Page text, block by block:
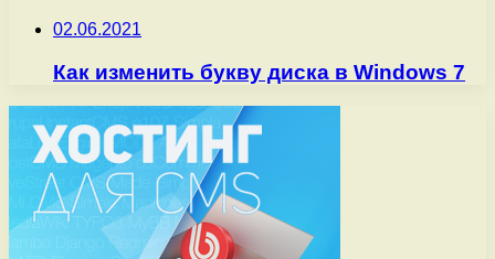
02.06.2021
Как изменить букву диска в Windows 7